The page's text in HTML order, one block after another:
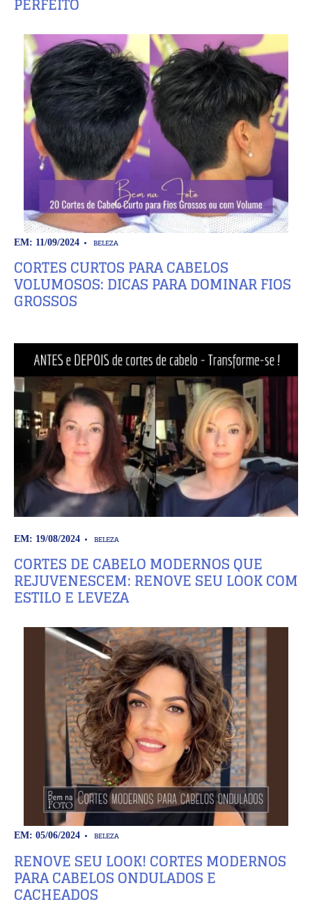
EM: 11/09/2024 BELEZA
CORTES CURTOS PARA CABELOS
VOLUMOSOS: DICAS PARA DOMINAR FIOS
GROSSOS
EM: 19/08/2024 BELEZA
CORTES DE CABELO MODERNOS QUE
REJUVENESCEM: RENOVE SEU LOOK COM
ESTILO E LEVEZA
EM: 05/06/2024 BELEZA
RENOVE SEU LOOK! CORTES MODERNOS
PARA CABELOS ONDULADOS E
CACHEADOS